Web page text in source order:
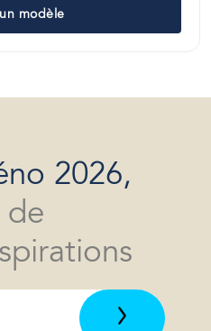
modèle
2026,